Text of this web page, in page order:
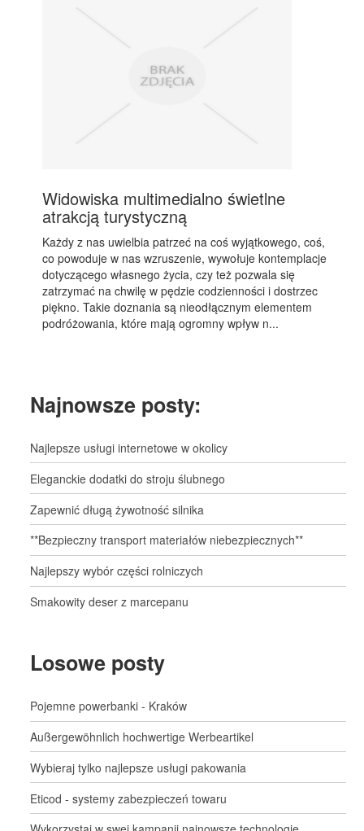
Widowiska multimedialno świetlne
atrakcją turystyczną
Każdy z nas uwielbia patrzeć na coś wyjątkowego, coś,
co powoduje w nas wzruszenie, wywołuje kontemplacje
dotyczącego własnego życia, czy też pozwala się
zatrzymać na chwilę w pędzie codzienności i dostrzec
piękno. Takie doznania są nieodłącznym elementem
podróżowania, które mają ogromny wpływ n...
Najnowsze posty:
Najlepsze usługi internetowe w okolicy
Eleganckie dodatki do stroju ślubnego
Zapewnić długą żywotność silnika
**Bezpieczny transport materiałów niebezpiecznych**
Najlepszy wybór części rolniczych
Smakowity deser z marcepanu
Losowe posty
Pojemne powerbanki - Kraków
Außergewöhnlich hochwertige Werbeartikel
Wybieraj tylko najlepsze usługi pakowania
Eticod - systemy zabezpieczeń towaru